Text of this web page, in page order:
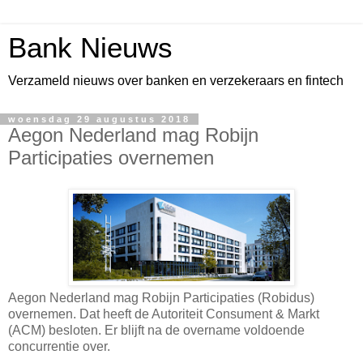
Bank Nieuws
Verzameld nieuws over banken en verzekeraars en fintech
woensdag 29 augustus 2018
Aegon Nederland mag Robijn
Participaties overnemen
Aegon Nederland mag Robijn Participaties (Robidus)
overnemen. Dat heeft de Autoriteit Consument & Markt
(ACM) besloten. Er blijft na de overname voldoende
concurrentie over.